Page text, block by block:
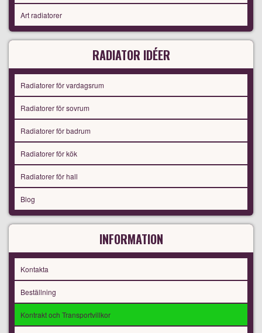
Art radiatorer
RADIATOR IDÉER
Radiatorer för vardagsrum
Radiatorer för sovrum
Radiatorer för badrum
Radiatorer för kök
Radiatorer för hall
Blog
INFORMATION
Kontakta
Beställning
Kontrakt och Transportvillkor